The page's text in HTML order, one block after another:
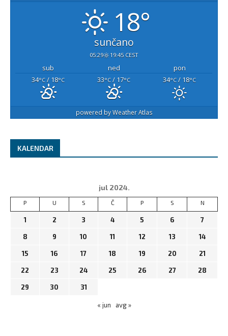
18°
sunčano
05:29 19:45 CEST
sub ned
pon
34°C / 18°C 33°C / 17°C 34°C / 18°C
powered byWeather Atlas
KALENDAR
jul 2024.
P U S Č P S N
1 2 3 4 5 6 7
8 9 10 11 12 13 14
15 16 17 18 19 20 21
22 23 24 25 26 27 28
29 30 31
« jun avg »